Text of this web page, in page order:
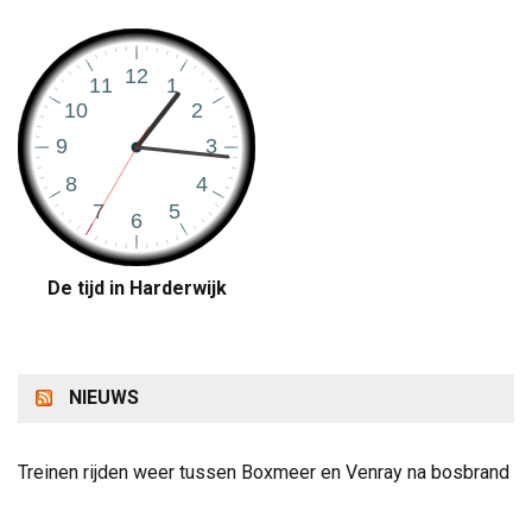
De tijd in Harderwijk
NIEUWS
Treinen rijden weer tussen Boxmeer en Venray na bosbrand